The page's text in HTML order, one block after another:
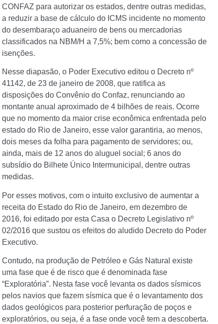
CONFAZ para autorizar os estados, dentre outras medidas,
a reduzir a base de cálculo do ICMS incidente no momento
do desembaraço aduaneiro de bens ou mercadorias
classificados na NBM/H a 7,5%; bem como a concessão de
isenções.
Nesse diapasão, o Poder Executivo editou o Decreto nº
41142, de 23 de janeiro de 2008, que ratifica as
disposições do Convênio do Confaz, renunciando ao
montante anual aproximado de 4 bilhões de reais. Ocorre
que no momento da maior crise econômica enfrentada pelo
estado do Rio de Janeiro, esse valor garantiria, ao menos,
dois meses da folha para pagamento de servidores; ou,
ainda, mais de 12 anos do aluguel social; 6 anos do
subsídio do Bilhete Único Intermunicipal, dentre outras
medidas.
Por esses motivos, com o intuito exclusivo de aumentar a
receita do Estado do Rio de Janeiro, em dezembro de
2016, foi editado por esta Casa o Decreto Legislativo nº
02/2016 que sustou os efeitos do aludido Decreto do Poder
Executivo.
Contudo, na produção de Petróleo e Gás Natural existe
uma fase que é de risco que é denominada fase
“Exploratória”. Nesta fase você levanta os dados sísmicos
pelos navios que fazem sísmica que é o levantamento dos
dados geológicos para posterior perfuração de poços e
exploratórios, ou seja, é a fase onde você tem a descoberta.